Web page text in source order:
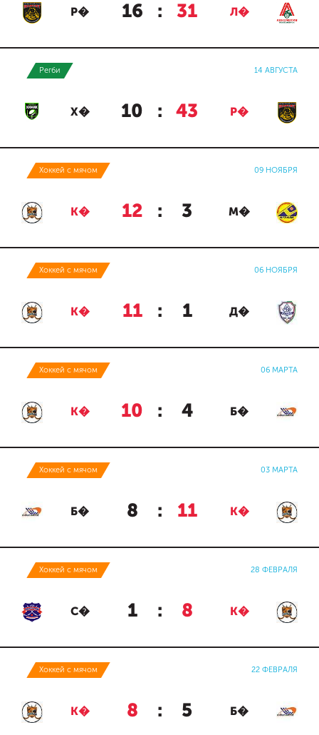
Р� 16 : 31 Л�
Регби 14 АВГУСТА
Х� 10 : 43 Р�
Хоккей с мячом 09 НОЯБРЯ
К� 12 : 3 М�
Хоккей с мячом 06 НОЯБРЯ
К� 11 : 1 Д�
Хоккей с мячом 06 МАРТА
К� 10 : 4 Б�
Хоккей с мячом 03 МАРТА
Б� 8 : 11 К�
Хоккей с мячом 28 ФЕВРАЛЯ
С� 1 : 8 К�
Хоккей с мячом 22 ФЕВРАЛЯ
К� 8 : 5 Б�